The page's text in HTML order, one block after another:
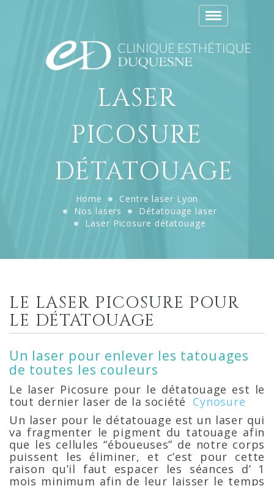
Toggle
navigation
LASER
PICOSURE
DÉTATOUAGE
Home
Centre laser Lyon
Nos lasers
Détatouage laser
Laser Picosure détatouage
LE LASER PICOSURE POUR
LE DÉTATOUAGE
Un laser pour enlever les tatouages
de toutes les couleurs
Le laser Picosure pour le détatouage est le
tout dernier laser de la société Cynosure
Un laser pour le détatouage est un laser qui
va fragmenter le pigment du tatouage afin
que les cellules “éboueuses” de notre corps
puissent les éliminer, et c’est pour cette
raison qu’il faut espacer les séances d’ 1
mois minimum afin de leur laisser le temps